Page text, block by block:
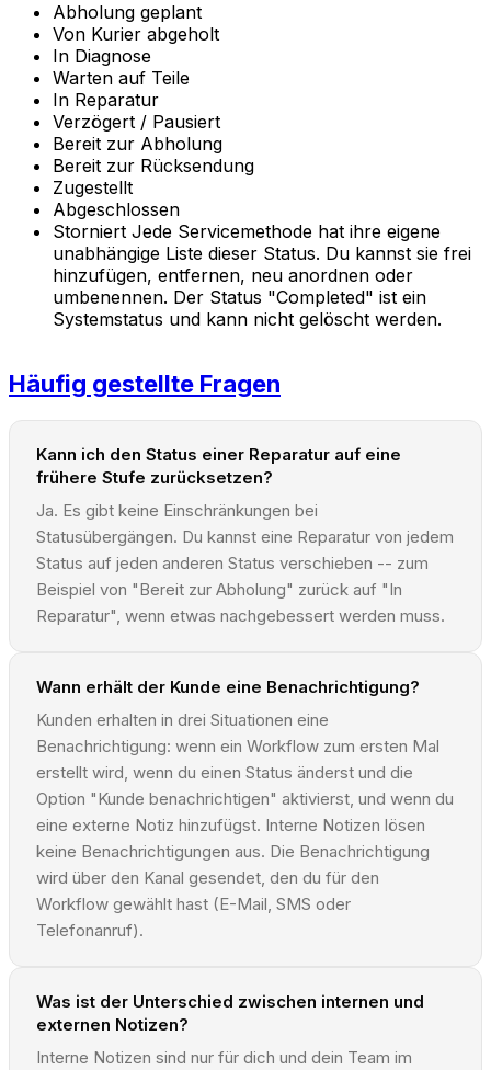
Abholung geplant
Von Kurier abgeholt
In Diagnose
Warten auf Teile
In Reparatur
Verzögert / Pausiert
Bereit zur Abholung
Bereit zur Rücksendung
Zugestellt
Abgeschlossen
Storniert Jede Servicemethode hat ihre eigene
unabhängige Liste dieser Status. Du kannst sie frei
hinzufügen, entfernen, neu anordnen oder
umbenennen. Der Status "Completed" ist ein
Systemstatus und kann nicht gelöscht werden.
Häufig gestellte Fragen
Kann ich den Status einer Reparatur auf eine
frühere Stufe zurücksetzen?
Ja. Es gibt keine Einschränkungen bei
Statusübergängen. Du kannst eine Reparatur von jedem
Status auf jeden anderen Status verschieben -- zum
Beispiel von "Bereit zur Abholung" zurück auf "In
Reparatur", wenn etwas nachgebessert werden muss.
Wann erhält der Kunde eine Benachrichtigung?
Kunden erhalten in drei Situationen eine
Benachrichtigung: wenn ein Workflow zum ersten Mal
erstellt wird, wenn du einen Status änderst und die
Option "Kunde benachrichtigen" aktivierst, und wenn du
eine externe Notiz hinzufügst. Interne Notizen lösen
keine Benachrichtigungen aus. Die Benachrichtigung
wird über den Kanal gesendet, den du für den
Workflow gewählt hast (E-Mail, SMS oder
Telefonanruf).
Was ist der Unterschied zwischen internen und
externen Notizen?
Interne Notizen sind nur für dich und dein Team im